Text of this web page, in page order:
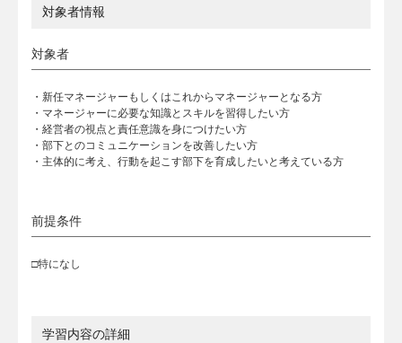
対象者情報
対象者
・新任マネージャーもしくはこれからマネージャーとなる方
・マネージャーに必要な知識とスキルを習得したい方
・経営者の視点と責任意識を身につけたい方
・部下とのコミュニケーションを改善したい方
・主体的に考え、行動を起こす部下を育成したいと考えている方
前提条件
□特になし
学習内容の詳細